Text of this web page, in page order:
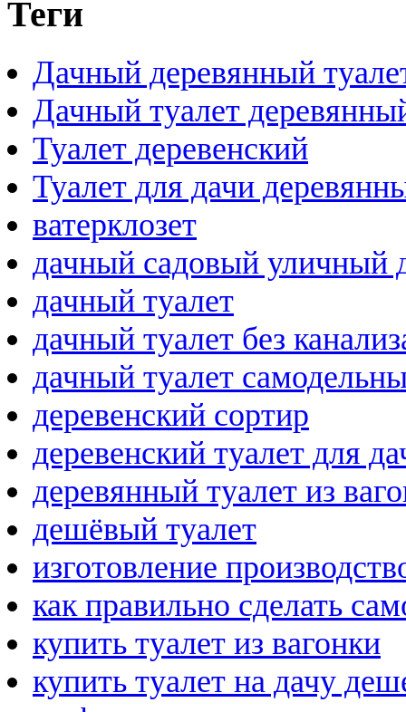
Теги
Дачный деревянный
Дачный туалет
Туалет деревенский
Туалет для дачи
ватерклозет
дачный садовый уличный
дачный туалет
дачный туалет без
дачный туалет
деревенский сортир
деревенский туалет для
деревянный туалет из
дешёвый туалет
изготовление
как правильно сделать
купить туалет из вагонки
купить туалет на дачу